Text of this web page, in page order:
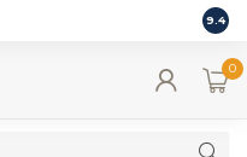
9.4
0